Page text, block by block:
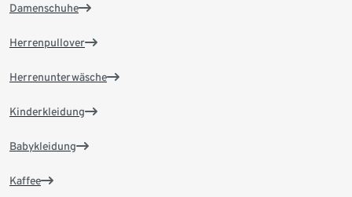
Damenschuhe
Herrenpullover
Herrenunterwäsche
Kinderkleidung
Babykleidung
Kaffee